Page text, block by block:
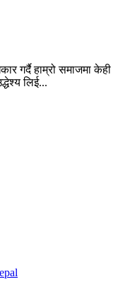
गर्दै हाम्रो समाजमा केही
लिई...